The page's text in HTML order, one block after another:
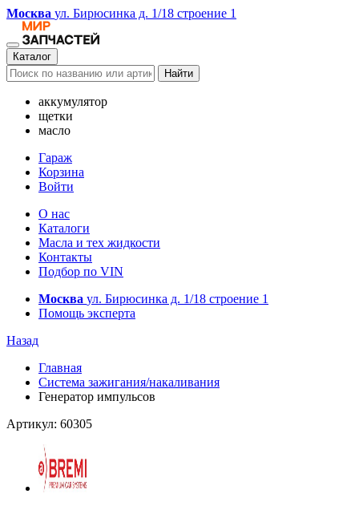
Москва ул. Бирюсинка д. 1/18 строение 1
Каталог
Найти
аккумулятор
щетки
масло
Гараж
Корзина
Войти
О нас
Каталоги
Масла и тех жидкости
Контакты
Подбор по VIN
Москва ул. Бирюсинка д. 1/18 строение 1
Помощь эксперта
Назад
Главная
Система зажигания/накаливания
Генератор импульсов
Артикул: 60305